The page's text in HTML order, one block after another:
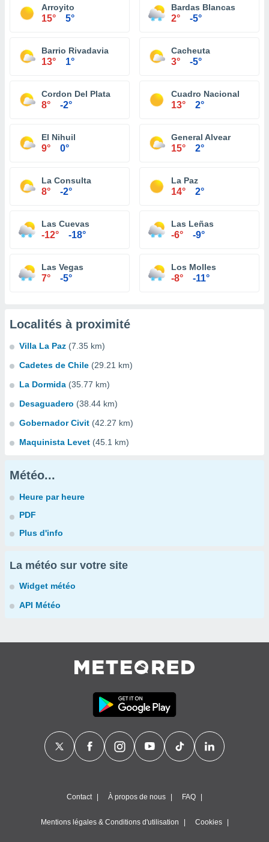
Arroyito
15° 5°
Bardas Blancas
2° -5°
Barrio Rivadavia
13° 1°
Cacheuta
3° -5°
Cordon Del Plata
8° -2°
Cuadro Nacional
13° 2°
El Nihuil
9° 0°
General Alvear
15° 2°
La Consulta
8° -2°
La Paz
14° 2°
Las Cuevas
-12° -18°
Las Leñas
-6° -9°
Las Vegas
7° -5°
Los Molles
-8° -11°
Localités à proximité
Villa La Paz (7.35 km)
Cadetes de Chile (29.21 km)
La Dormida (35.77 km)
Desaguadero (38.44 km)
Gobernador Civit (42.27 km)
Maquinista Levet (45.1 km)
Météo...
Heure par heure
PDF
Plus d'info
La météo sur votre site
Widget météo
API Météo
Contact À propos de nous FAQ
Mentions légales & Conditions d'utilisation Cookies